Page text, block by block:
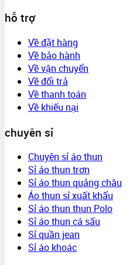
hỗ trợ
Về đặt hàng
Về bảo hành
Về vận chuyển
Về đổi trả
Về thanh toán
Về khiếu nại
chuyên sỉ
Chuyên sỉ áo thun
Sỉ áo thun trơn
Sỉ áo thun quảng châu
Áo thun sỉ xuất khẩu
Sỉ áo thun thun Polo
Sỉ áo thun cá sấu
Sỉ quần jean
Sỉ áo khoác